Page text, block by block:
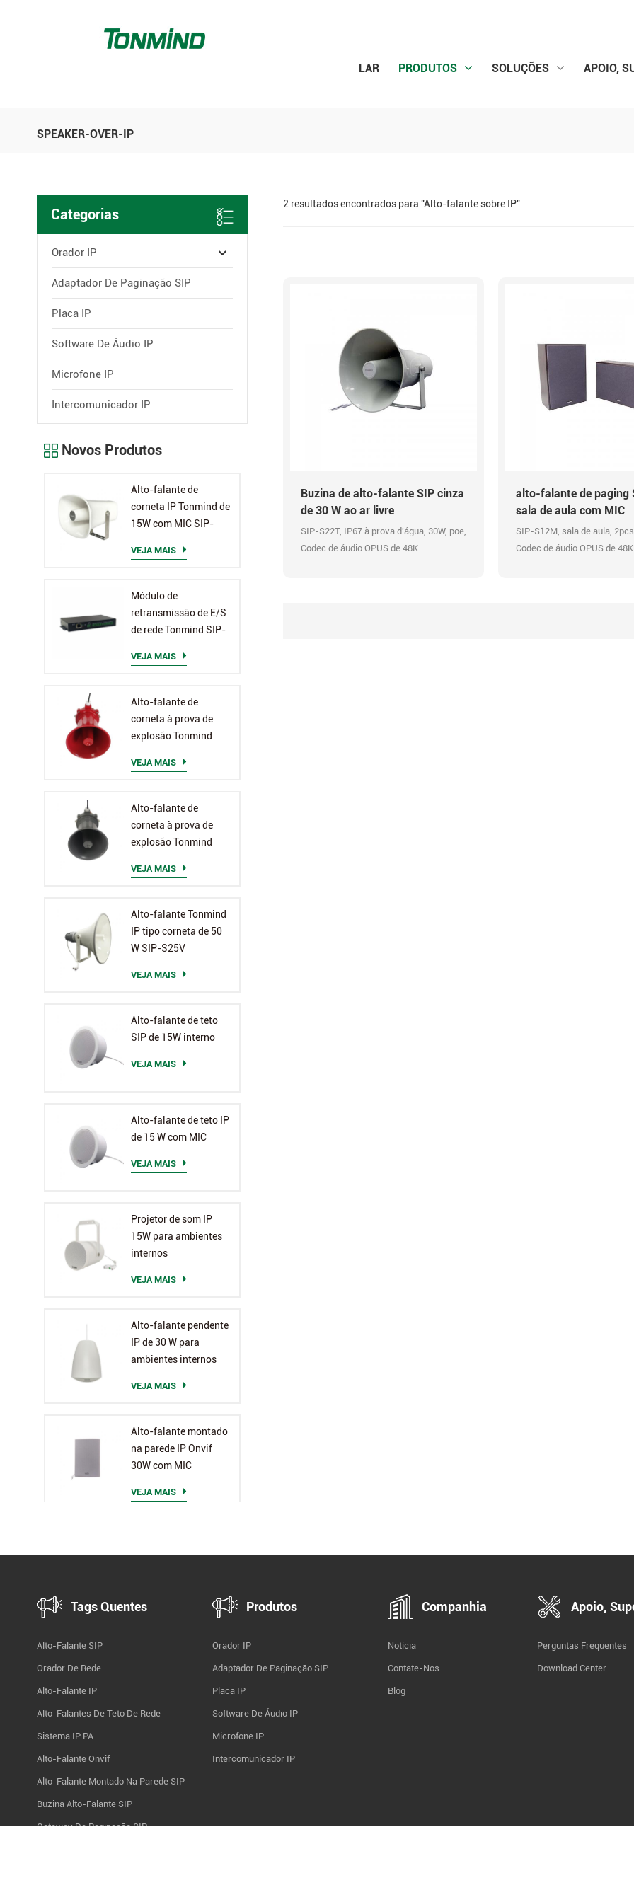
LAR PRODUTOS SOLUÇÕES APOIO,
SPEAKER-OVER-IP
Categorias
Orador IP
Adaptador De Paginação SIP
Placa IP
Software De Áudio IP
Microfone IP
Intercomunicador IP
Novos Produtos
Alto-falante de
corneta IP Tonmind de
15W com MIC SIP-
VEJA MAIS
Módulo de
retransmissão de E/S
de rede Tonmind SIP-
VEJA MAIS
Alto-falante de
corneta à prova de
explosão Tonmind
VEJA MAIS
Alto-falante de
corneta à prova de
explosão Tonmind
VEJA MAIS
Alto-falante Tonmind
IP tipo corneta de 50
W SIP-S25V
VEJA MAIS
Alto-falante de teto
SIP de 15W interno
VEJA MAIS
Alto-falante de teto IP
de 15 W com MIC
VEJA MAIS
Projetor de som IP
15W para ambientes
internos
VEJA MAIS
Alto-falante pendente
IP de 30 W para
ambientes internos
VEJA MAIS
Alto-falante montado
na parede IP Onvif
30W com MIC
VEJA MAIS
2 resultados encontrados para "Alto-falante sobre IP"
Buzina de alto-falante SIP cinza
de 30 W ao ar livre
SIP-S22T, IP67 à prova d'água, 30W, poe,
Codec de áudio OPUS de 48K
alto-falante de paging
sala de aula com MIC
SIP-S12M, sala de aula,
Codec de áudio OPUS de 48K
Tags Quentes
Alto-Falante SIP
Orador De Rede
Alto-Falante IP
Alto-Falantes De Teto De Rede
Sistema IP PA
Alto-Falante Onvif
Alto-Falante Montado Na Parede SIP
Buzina Alto-Falante SIP
Gateway De Paginação SIP
Produtos
Orador IP
Adaptador De Paginação SIP
Placa IP
Software De Áudio IP
Microfone IP
Intercomunicador IP
Companhia
Notícia
Contate-Nos
Blog
Apoio,
Perguntas Frequentes
Download Center